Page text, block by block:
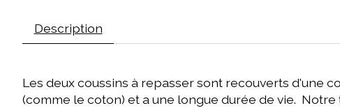
Description
Les deux coussins à repasser sont recouverts d'une
(comme le coton) et a une longue durée de vie.